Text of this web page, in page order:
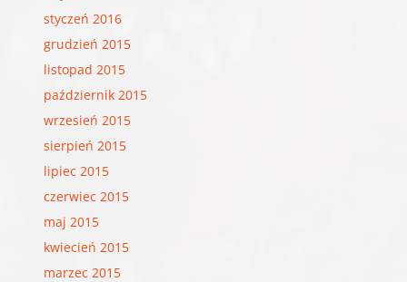
styczeń 2016
grudzień 2015
listopad 2015
październik 2015
wrzesień 2015
sierpień 2015
lipiec 2015
czerwiec 2015
maj 2015
kwiecień 2015
marzec 2015